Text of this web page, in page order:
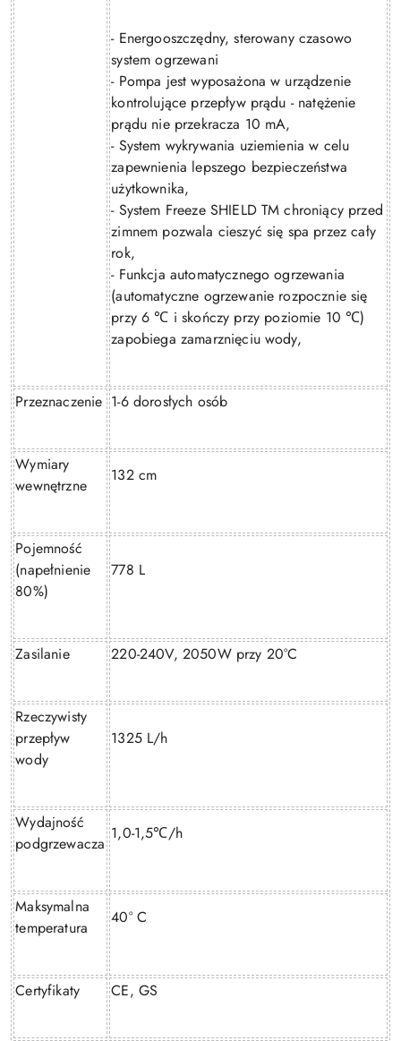
- Energooszczędny, sterowany czasowo
system ogrzewani
- Pompa jest wyposażona w urządzenie
kontrolujące przepływ prądu - natężenie
prądu nie przekracza 10 mA,
- System wykrywania uziemienia w celu
zapewnienia lepszego bezpieczeństwa
użytkownika,
- System Freeze SHIELD TM chroniący przed
zimnem pozwala cieszyć się spa przez cały
rok,
- Funkcja automatycznego ogrzewania
(automatyczne ogrzewanie rozpocznie się
przy 6 ℃ i skończy przy poziomie 10 ℃)
zapobiega zamarznięciu wody,
Przeznaczenie 1-6 dorosłych osób
Wymiary
wewnętrzne
132 cm
Pojemność
(napełnienie
80%)
778 L
Zasilanie 220-240V, 2050W przy 20°C
Rzeczywisty
przepływ
wody
1325 L/h
Wydajność
podgrzewacza
1,0-1,5℃/h
Maksymalna
temperatura
40° C
Certyfikaty CE, GS